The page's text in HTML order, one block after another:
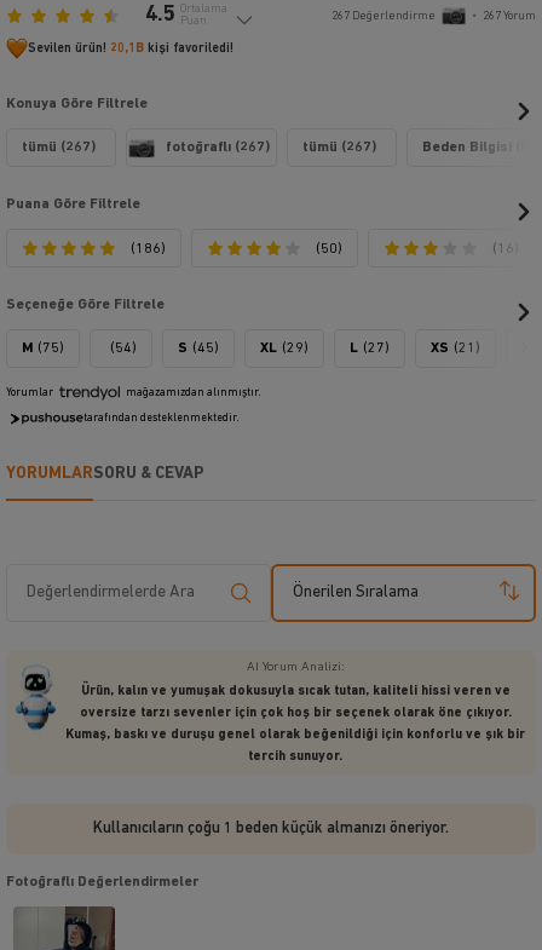
4.5 Ortalama
Puan
267 Değerlendirme • 267Yorum
Sevilen ürün! 20,1B kişi favoriledi!
Konuya Göre Filtrele
tümü (267) fotoğraflı (267) tümü (267) Beden Bilgisi (82)
Puana Göre Filtrele
(186) (50) (16)
Seçeneğe Göre Filtrele
M (75) (54) S (45) XL (29) L (27) XS (21)
Yorumlar mağazamızdan alınmıştır.
tarafından desteklenmektedir.
YORUMLARSORU & CEVAP
Önerilen Sıralama
AI Yorum Analizi:
Ürün, kalın ve yumuşak dokusuyla sıcak tutan, kaliteli hissi veren ve
oversize tarzı sevenler için çok hoş bir seçenek olarak öne çıkıyor.
Kumaş, baskı ve duruşu genel olarak beğenildiği için konforlu ve şık bir
tercih sunuyor.
Kullanıcıların çoğu 1 beden küçük almanızı öneriyor.
Fotoğraflı Değerlendirmeler